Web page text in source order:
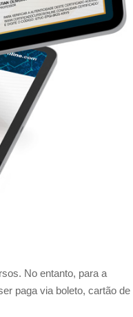
No entanto, para a
paga via boleto, cartão de